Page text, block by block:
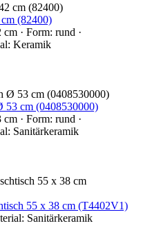
(82400)
· Form: rund ·
Keramik
53 cm (0408530000)
· Form: rund ·
Sanitärkeramik
55 x 38 cm (T4402V1)
Sanitärkeramik